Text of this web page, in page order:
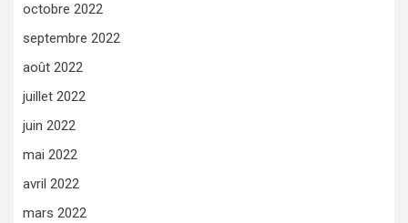
octobre 2022
septembre 2022
août 2022
juillet 2022
juin 2022
mai 2022
avril 2022
mars 2022